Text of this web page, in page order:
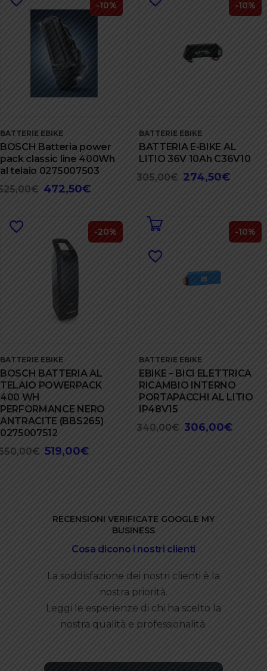
-10%
BATTERIE EBIKE
BOSCH Batteria power
pack classic line 400Wh
al telaio 0275007503
€ Il
525,00€.
472,50€
è:
472,50€.
-10%
BATTERIE EBIKE
BATTERIA E-BIKE AL
LITIO 36V 10Ah C36V10
305,00€ Il
274,50€Il
è:
-20%
BATTERIE EBIKE
BOSCH BATTERIA AL
TELAIO POWERPACK
400 WH
PERFORMANCE NERO
ANTRACITE (BBS265)
0275007512
€ Il
519,00€
-10%
BATTERIE EBIKE
EBIKE – BICI ELETTRICA
RICAMBIO INTERNO
PORTAPACCHI AL LITIO
IP48V15
340,00€ Il
306,00€Il
RECENSIONI VERIFICATE GOOGLE MY
BUSINESS
Cosa dicono i nostri clienti
La soddisfazione dei nostri clienti è la
nostra priorità.
Leggi le esperienze di chi ha scelto la
nostra qualità e professionalità.